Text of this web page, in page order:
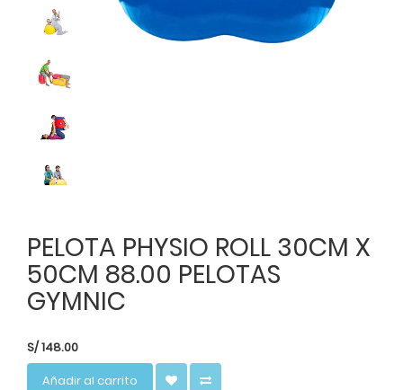
Previous
PELOTA PHYSIO ROLL 30CM X
50CM 88.00 PELOTAS
GYMNIC
S/148.00
Añadir al carrito